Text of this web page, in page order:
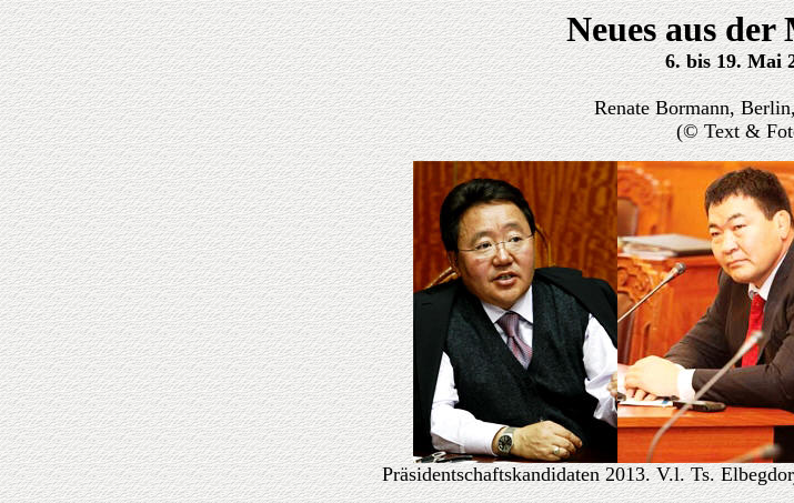
Neues aus der
6. bis 19. Mai
Renate Bormann,
(© Text &
Präsidentschaftskandidaten 2013. V.l. Ts.